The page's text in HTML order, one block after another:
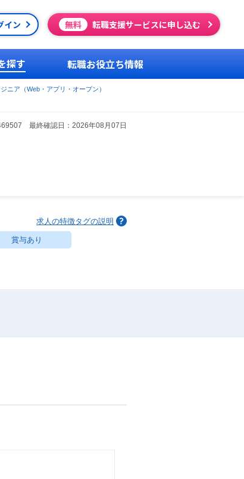
イン 無料 転職支援サービスに申し込む
探す 転職お役立ち情報
ニア（Web・アプリ・オープン）
最終確認日：2026年08月07日
求人の特徴タグの説明
賞与あり